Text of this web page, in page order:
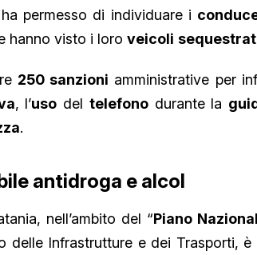
ha permesso di individuare i
hanno visto i loro veicoli
250 sanzioni amministrative per
, l’uso del telefonodurante la
.
antidroga e alcol
nell’ambito del “Piano
delle Infrastrutture e dei Trasporti,